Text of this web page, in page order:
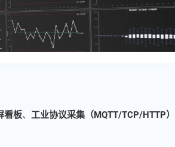
看板、 工业协议采集（MQTT/TCP/HTTP）